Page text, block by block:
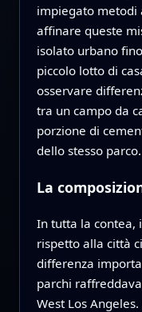
impiegato metodi
affinare queste
isolato urbano
piccolo lotto di
osservare
tra un campo da
porzione di
dello stesso parco.
La
In tutta la contea,
rispetto alla città
differenza
parchi
West Los